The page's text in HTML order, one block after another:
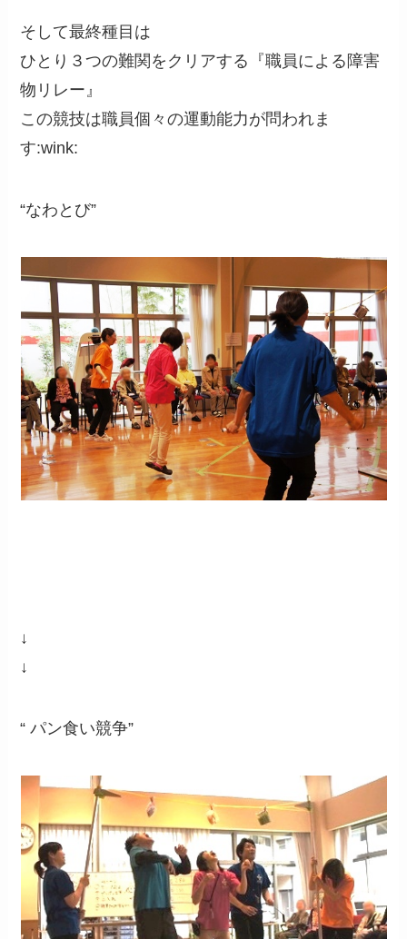
そして最終種目は
ひとり３つの難関をクリアする『職員による障害
物リレー』
この競技は職員個々の運動能力が問われま
す:wink:
“なわとび”
↓
↓
“ パン食い競争”